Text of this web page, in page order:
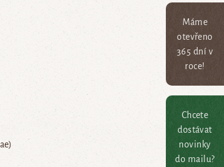
Máme
otevřeno
365 dní v
roce!
Chcete
dostávat
novinky
do mailu?